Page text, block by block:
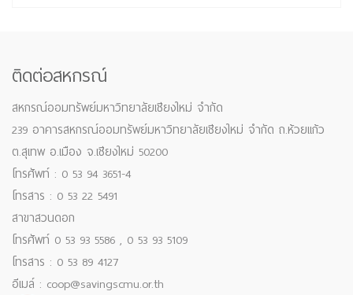
ติดต่อสหกรณ์
สหกรณ์ออมทรัพย์มหาวิทยาลัยเชียงใหม่ จำกัด
239 อาคารสหกรณ์ออมทรัพย์มหาวิทยาลัยเชียงใหม่ จำกัด ถ.ห้วยแก้ว
ต.สุเทพ อ.เมือง จ.เชียงใหม่ 50200
โทรศัพท์ : 0 53 94 3651-4
โทรสาร : 0 53 22 5491
สาขาสวนดอก
โทรศัพท์ 0 53 93 5586 , 0 53 93 5109
โทรสาร : 0 53 89 4127
อีเมล์ : coop@savingscmu.or.th